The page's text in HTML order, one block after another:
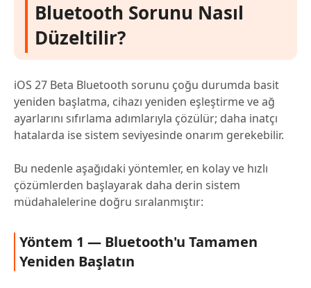
Bluetooth Sorunu Nasıl
Düzeltilir?
iOS 27 Beta Bluetooth sorunu çoğu durumda basit
yeniden başlatma, cihazı yeniden eşleştirme ve ağ
ayarlarını sıfırlama adımlarıyla çözülür; daha inatçı
hatalarda ise sistem seviyesinde onarım gerekebilir.
Bu nedenle aşağıdaki yöntemler, en kolay ve hızlı
çözümlerden başlayarak daha derin sistem
müdahalelerine doğru sıralanmıştır:
Yöntem 1 — Bluetooth'u Tamamen
Yeniden Başlatın